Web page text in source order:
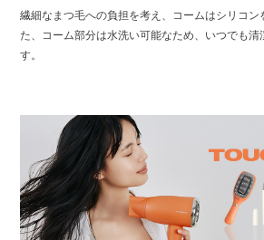
繊細なまつ毛への負担を考え、コームはシリコン
た、コーム部分は水洗い可能なため、いつでも清
す。